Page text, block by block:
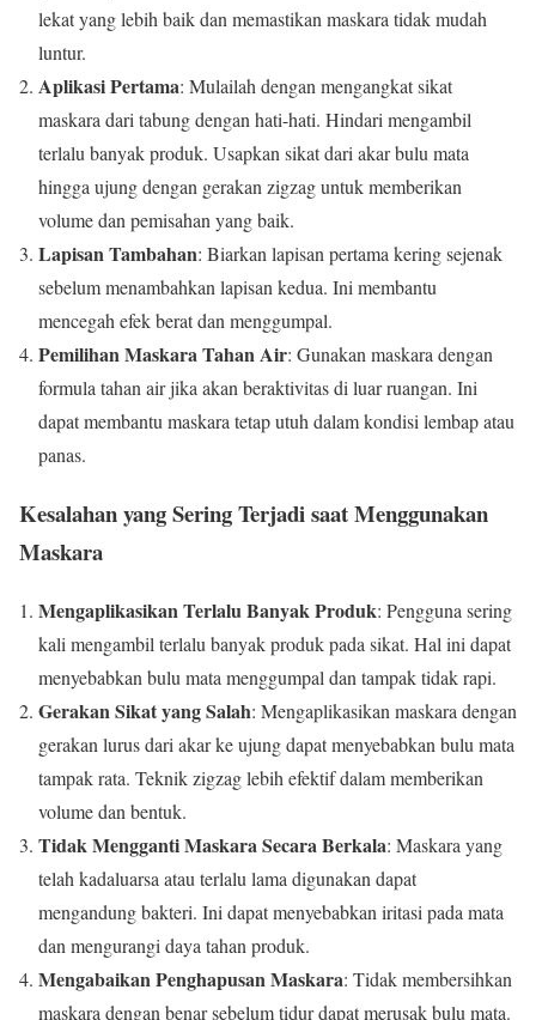
lekat yang lebih baik dan memastikan maskara tidak mudah
luntur.
Aplikasi Pertama: Mulailah dengan mengangkat sikat
maskara dari tabung dengan hati-hati. Hindari mengambil
terlalu banyak produk. Usapkan sikat dari akar bulu mata
hingga ujung dengan gerakan zigzag untuk memberikan
volume dan pemisahan yang baik.
Lapisan Tambahan: Biarkan lapisan pertama kering sejenak
sebelum menambahkan lapisan kedua. Ini membantu
mencegah efek berat dan menggumpal.
Pemilihan Maskara Tahan Air: Gunakan maskara dengan
formula tahan air jika akan beraktivitas di luar ruangan. Ini
dapat membantu maskara tetap utuh dalam kondisi lembap atau
panas.
Kesalahan yang Sering Terjadi saat Menggunakan
Maskara
Mengaplikasikan Terlalu Banyak Produk: Pengguna sering
kali mengambil terlalu banyak produk pada sikat. Hal ini dapat
menyebabkan bulu mata menggumpal dan tampak tidak rapi.
Gerakan Sikat yang Salah: Mengaplikasikan maskara dengan
gerakan lurus dari akar ke ujung dapat menyebabkan bulu mata
tampak rata. Teknik zigzag lebih efektif dalam memberikan
volume dan bentuk.
Tidak Mengganti Maskara Secara Berkala: Maskara yang
telah kadaluarsa atau terlalu lama digunakan dapat
mengandung bakteri. Ini dapat menyebabkan iritasi pada mata
dan mengurangi daya tahan produk.
Mengabaikan Penghapusan Maskara: Tidak membersihkan
maskara dengan benar sebelum tidur dapat merusak bulu mata.